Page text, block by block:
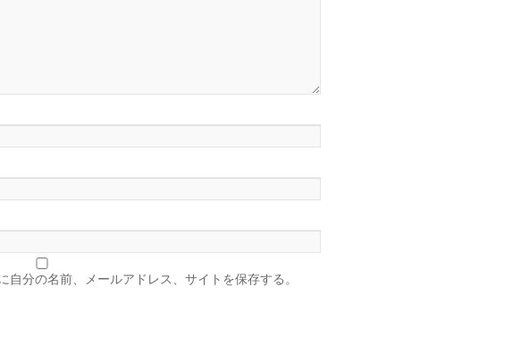
分の名前、メールアドレス、サイトを保存する。